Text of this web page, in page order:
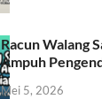
Racun Walang
Ampuh
Mei 5, 2026